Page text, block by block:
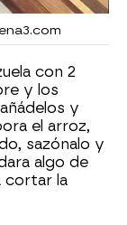
con 2
y los
y
el arroz,
sazónalo y
algo de
cortar la